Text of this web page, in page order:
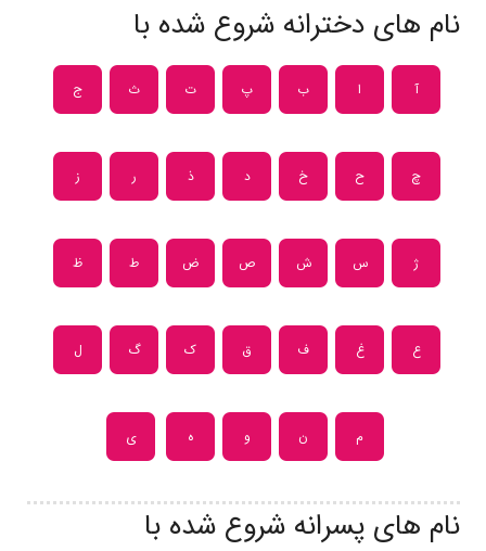
نام های دخترانه شروع شده با
آ ا ب پ ت ث ج
چ ح خ د ذ ر ز
ژ س ش ص ض ط ظ
ع غ ف ق ک گ ل
م ن و ه ی
نام های پسرانه شروع شده با